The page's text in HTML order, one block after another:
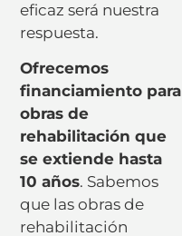
eficaz será nuestra
respuesta.
Ofrecemos
financiamiento para
obras de
rehabilitación que
se extiende hasta
10 años. Sabemos
que las obras de
rehabilitación